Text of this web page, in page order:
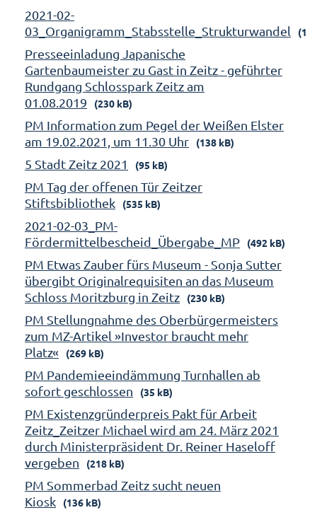
2021-02-
03_Organigramm_Stabsstelle_Strukturwandel
Presseeinladung Japanische
Gartenbaumeister zu Gast in Zeitz - geführter
Rundgang Schlosspark Zeitz am
01.08.2019
(230 kB)
PM Information zum Pegel der Weißen Elster
am 19.02.2021, um 11.30 Uhr
(138 kB)
5 Stadt Zeitz 2021 (95 kB)
PM Tag der offenen Tür Zeitzer
Stiftsbibliothek
(535 kB)
2021-02-03_PM-
Fördermittelbescheid_Übergabe_MP
(492 kB)
PM Etwas Zauber fürs Museum - Sonja Sutter
übergibt Originalrequisiten an das Museum
Schloss Moritzburg in Zeitz
(230 kB)
PM Stellungnahme des Oberbürgermeisters
zum MZ-Artikel »Investor braucht mehr
Platz«
(269 kB)
PM Pandemieeindämmung Turnhallen ab
sofort geschlossen
(35 kB)
PM Existenzgründerpreis Pakt für Arbeit
Zeitz_Zeitzer Michael wird am 24. März 2021
durch Ministerpräsident Dr. Reiner Haseloff
vergeben
(218 kB)
PM Sommerbad Zeitz sucht neuen
Kiosk
(136 kB)